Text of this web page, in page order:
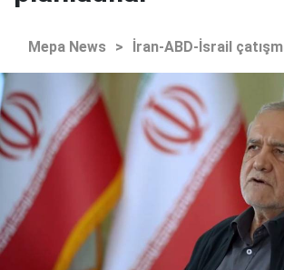
Mepa News > İran-ABD-İsrail